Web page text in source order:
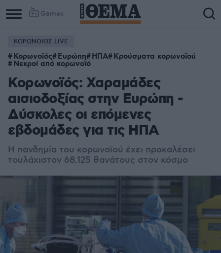
Games
ΚΟΡΩΝΟΙΟΣ LIVE
Κορωνοϊός Ευρώπη ΗΠΑ Κρούσματα κορωνοϊού
Νεκροί από κορωνοϊό
Κορωνοϊός: Χαραμάδες
αισιοδοξίας στην Ευρώπη -
Δύσκολες οι επόμενες
εβδομάδες για τις ΗΠΑ
Η πανδημία του κορωνοϊού έχει προκαλέσει
τουλάχιστον 68.125 θανάτους στον κόσμο